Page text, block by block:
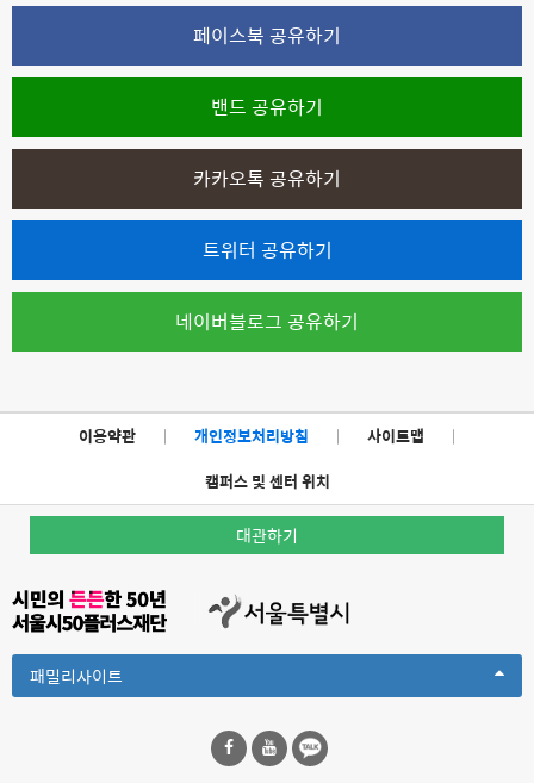
페이스북 공유하기
밴드 공유하기
카카오톡 공유하기
트위터 공유하기
네이버블로그 공유하기
이용약관 | 개인정보처리방침 | 사이트맵
|
캠퍼스 및 센터 위치
대관하기
패밀리사이트Toggle
Dropdown